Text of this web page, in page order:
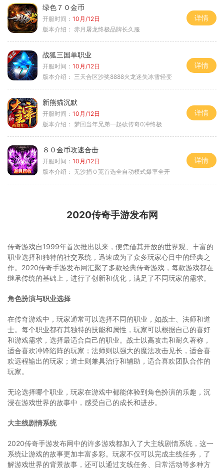
绿色７０金币
开服时间： 10月/12日
版本介绍： 赤月屠龙终极品牌长久服
详情
战狐三国单职业
开服时间： 10月/12日
版本介绍： 三天合区沙奖8888火龙迷失冰雪轻变
详情
新熊猫沉默
开服时间： 10月/12日
版本介绍： 梦回当年兄弟一起砍传奇0冲终极
详情
８０金币攻速合击
开服时间： 10月/12日
版本介绍： 无沙捐０茺首选全自动模式爆率全开
详情
2020传奇手游发布网
传奇游戏自1999年首次推出以来，便凭借其开放的世界观、丰富的
职业选择和独特的社交系统，迅速成为了众多玩家心目中的经典之
作。2020传奇手游发布网汇聚了多款经典传奇游戏，每款游戏都在
继承传统的基础上，进行了创新和优化，满足了不同玩家的需求。
角色扮演与职业选择
在传奇游戏中，玩家通常可以选择不同的职业，如战士、法师和道
士。每个职业都有其独特的技能和属性，玩家可以根据自己的喜好
和游戏需求，选择最适合自己的职业。战士以高攻击和耐久著称，
适合喜欢冲锋陷阵的玩家；法师则以强大的魔法攻击见长，适合喜
欢远程输出的玩家；道士则兼具治疗和辅助，适合喜欢团队合作的
玩家。
无论选择哪个职业，玩家在游戏中都能体验到角色扮演的乐趣，沉
浸在游戏世界的故事中，感受自己的成长和进步。
大主线剧情系统
2020传奇手游发布网中的许多游戏都加入了大主线剧情系统，这一
系统让游戏的故事更加丰富多彩。玩家不仅可以完成主线任务，了
解游戏世界的背景故事，还可以通过支线任务、日常活动等多种方